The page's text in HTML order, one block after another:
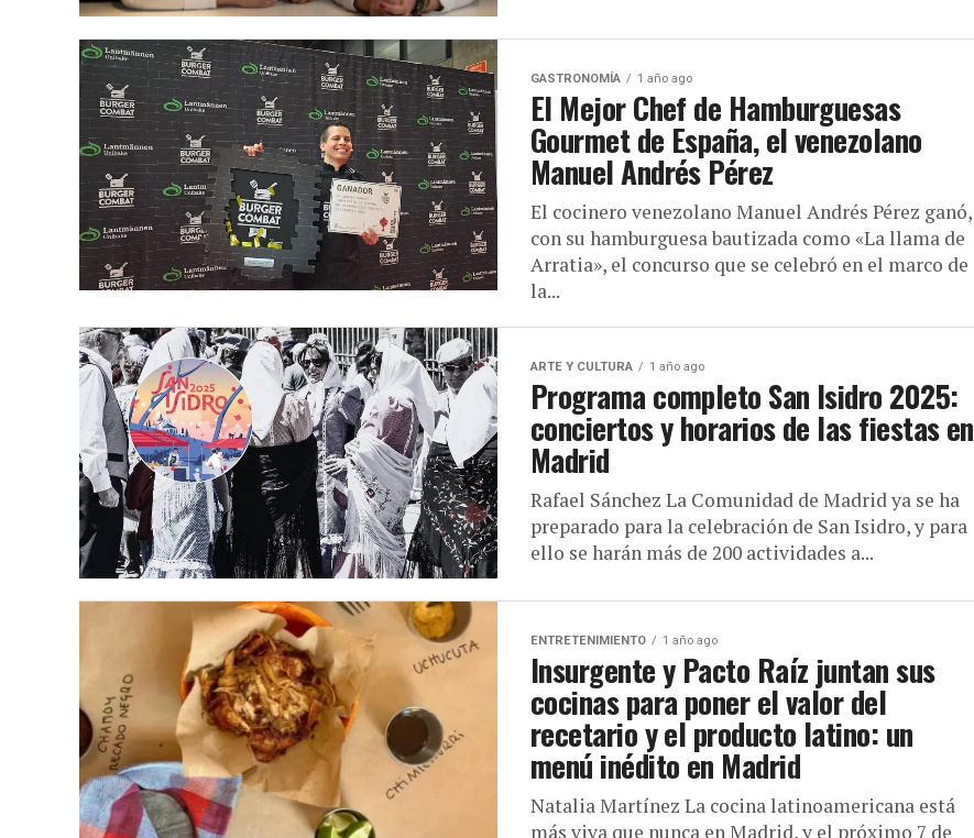
GASTRONOMÍA 1 año ago
El Mejor Chef de Hamburguesas
Gourmet de España, el venezolano
Manuel Andrés Pérez
El cocinero venezolano Manuel Andrés Pérez ganó,
con su hamburguesa bautizada como «La llama de
Arratia», el concurso que se celebró en el marco de
la...
ARTE Y CULTURA 1 año ago
Programa completo San Isidro 2025:
conciertos y horarios de las fiestas en
Madrid
Rafael Sánchez La Comunidad de Madrid ya se ha
preparado para la celebración de San Isidro, y para
ello se harán más de 200 actividades a...
ENTRETENIMIENTO 1 año ago
Insurgente y Pacto Raíz juntan sus
cocinas para poner el valor del
recetario y el producto latino: un
menú inédito en Madrid
Natalia Martínez La cocina latinoamericana está
más viva que nunca en Madrid, y el próximo 7 de